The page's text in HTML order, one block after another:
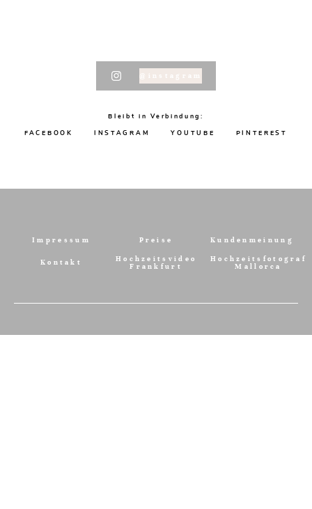
@instagram
Bleibt in Verbindung:
FACEBOOK
INSTAGRAM YOUTUBE PINTEREST
Impressum Preise Kundenmeinung
Kontakt
Hochzeitsvideo
Frankfurt
Hochzeitsfotograf
Mallorca